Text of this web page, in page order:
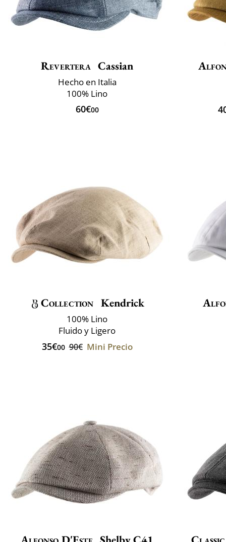
Revertera Cassian
Hecho en Italia
100% Lino
60€00
Collection Kendrick
100% Lino
Fluido y Ligero
35€00 90€ Mini Precio